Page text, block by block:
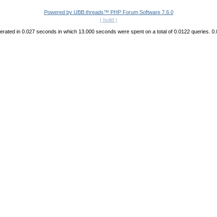
Powered by UBB.threads™ PHP Forum Software 7.6.0
( build )
in 0.027 seconds in which 13.000 seconds were spent on a total of 0.0122 queries.